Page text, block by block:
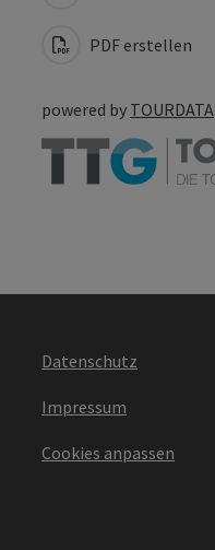
PDF erstellen
powered by TOURDATA
Datenschutz
Impressum
Cookies anpassen